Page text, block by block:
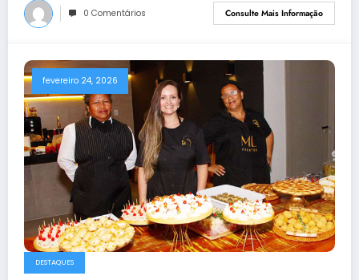
0 Comentários Consulte Mais Informação
fevereiro 24, 2026
DESTAQUES